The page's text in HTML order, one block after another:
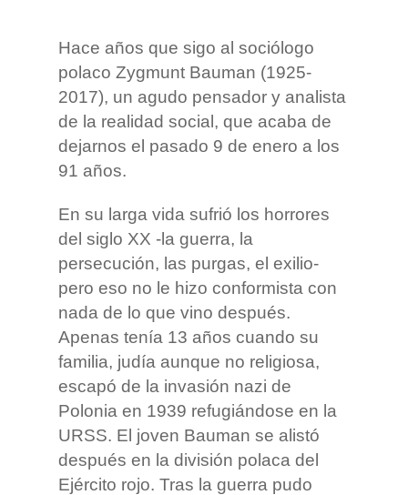
Hace años que sigo al sociólogo
polaco Zygmunt Bauman (1925-
2017), un agudo pensador y analista
de la realidad social, que acaba de
dejarnos el pasado 9 de enero a los
91 años.
En su larga vida sufrió los horrores
del siglo XX -la guerra, la
persecución, las purgas, el exilio-
pero eso no le hizo conformista con
nada de lo que vino después.
Apenas tenía 13 años cuando su
familia, judía aunque no religiosa,
escapó de la invasión nazi de
Polonia en 1939 refugiándose en la
URSS. El joven Bauman se alistó
después en la división polaca del
Ejército rojo. Tras la guerra pudo